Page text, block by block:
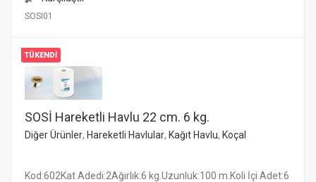
SOSI01
TÜKENDI
SOSİ Hareketli Havlu 22 cm. 6 kg.
Diğer Ürünler, Hareketli Havlular, Kağıt Havlu, Koçal
Kod:602Kat Adedi:2Ağırlık:6 kg.Uzunluk:100 m.Koli İçi Adet:6